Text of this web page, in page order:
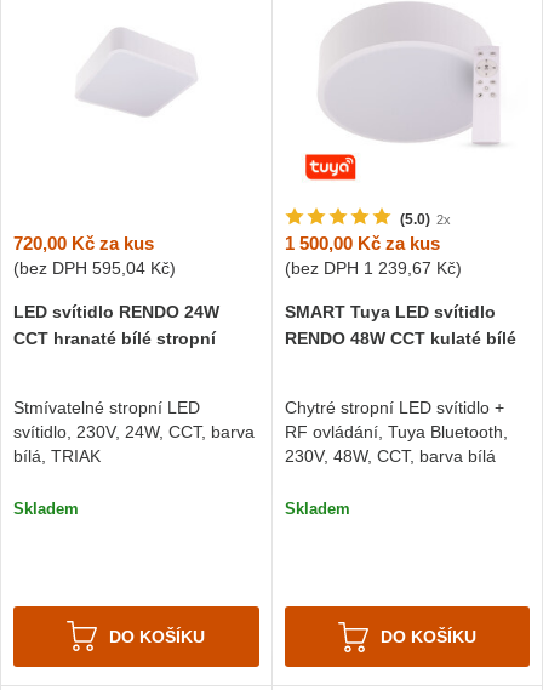
720,00 Kč za kus
(bez DPH 595,04 Kč)
LED svítidlo RENDO 24W
CCT hranaté bílé stropní
Stmívatelné stropní LED
svítidlo, 230V, 24W, CCT, barva
bílá, TRIAK
Skladem
DO KOŠÍKU
(5.0) 2x
1 500,00 Kčza kus
(bez DPH 1 239,67 Kč)
SMART Tuya LED svítidlo
RENDO 48W CCT kulaté bílé
Chytré stropní LED svítidlo +
RF ovládání, Tuya Bluetooth,
230V, 48W, CCT, barva bílá
Skladem
DO KOŠÍKU